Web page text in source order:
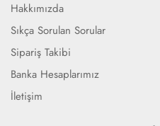
Hakkımızda
Sıkça Sorulan Sorular
Sipariş Takibi
Banka Hesaplarımız
İletişim